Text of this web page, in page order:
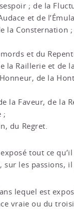
; de la
et de
la Consternation
et du
la Raillerie et de
de la
la Faveur, de la
;
du Regret.
tout ce
sur les passions, il
lequel est
vraie ou du